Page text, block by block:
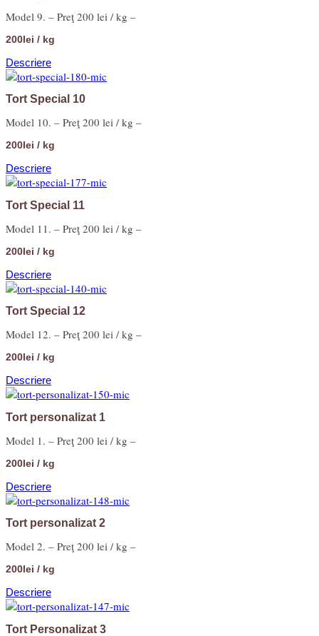
Model 9. – Preţ 200 lei / kg –
200lei / kg
Descriere
Tort Special 10
Model 10. – Preţ 200 lei / kg –
200lei / kg
Descriere
Tort Special 11
Model 11. – Preţ 200 lei / kg –
200lei / kg
Descriere
Tort Special 12
Model 12. – Preţ 200 lei / kg –
200lei / kg
Descriere
Tort personalizat 1
Model 1. – Preţ 200 lei / kg –
200lei / kg
Descriere
Tort personalizat 2
Model 2. – Preţ 200 lei / kg –
200lei / kg
Descriere
Tort Personalizat 3